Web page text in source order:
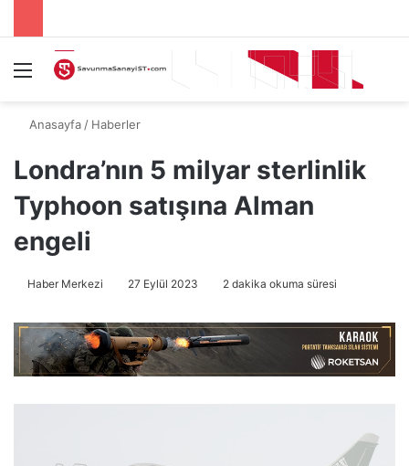
Menü
Anasayfa / Haberler
Londra’nın 5 milyar sterlinlik
Typhoon satışına Alman
engeli
Haber Merkezi 27 Eylül 2023 2 dakika okuma süresi